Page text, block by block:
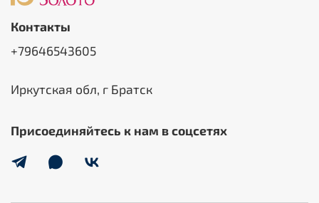
Контакты
+79646543605
Иркутская обл, г Братск
Присоединяйтесь к нам в соцсетях